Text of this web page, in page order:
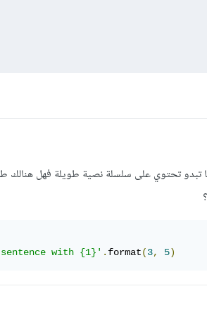
تبدو تحتوي على سلسلة نصية طويلة فهل
with {1}' . format(3, 5)